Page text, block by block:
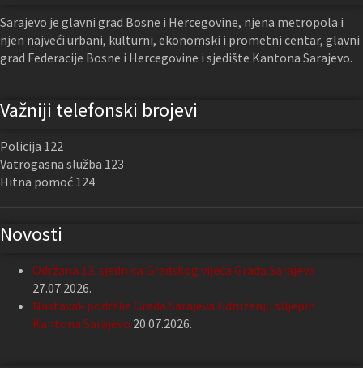
Sarajevo je glavni grad Bosne i Hercegovine, njena metropola i
njen najveći urbani, kulturni, ekonomski i prometni centar, glavni
grad Federacije Bosne i Hercegovine i sjedište Kantona Sarajevo.
Važniji telefonski brojevi
Policija 122
Vatrogasna služba 123
Hitna pomoć 124
Novosti
Održana 13. sjednica Gradskog vijeća Grada Sarajeva
27.07.2026.
Nastavak podrške Grada Sarajeva Udruženju slijepih
Kantona Sarajevo 20.07.2026.